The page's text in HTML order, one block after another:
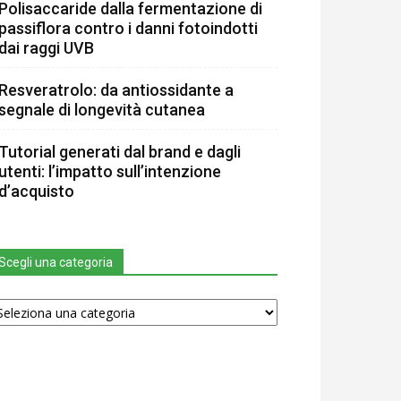
Polisaccaride dalla fermentazione di
passiflora contro i danni fotoindotti
dai raggi UVB
Resveratrolo: da antiossidante a
di longevità cutanea
Tutorial generati dal brand e dagli
utenti: l’impatto sull’intenzione
d’acquisto
una categoria